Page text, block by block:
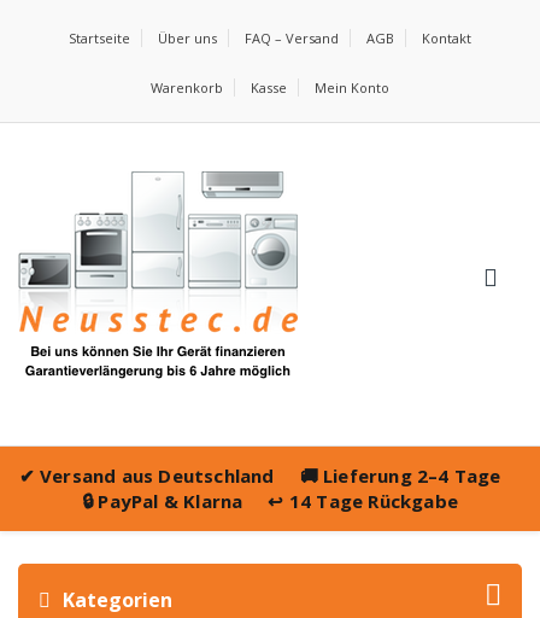
Startseite Über uns FAQ – Versand AGB Kontakt
Warenkorb Kasse Mein Konto
✔ Versand aus Deutschland 🚚 Lieferung 2–4 Tage
🔒 PayPal & Klarna ↩️ 14 Tage Rückgabe
Kategorien